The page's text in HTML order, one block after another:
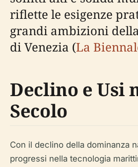
riflette le esigenze
grandi ambizioni
di Venezia (La
Declino e Usi
Secolo
Con il declino della dominanza
progressi nella tecnologia